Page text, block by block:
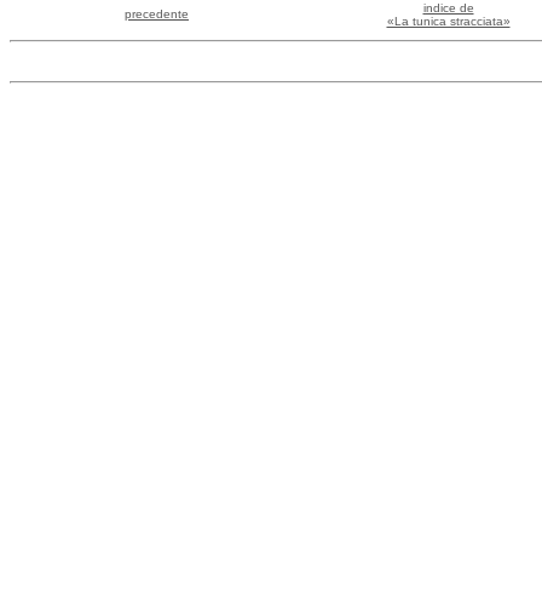
precedente
indice de
«La tunica stracciata»